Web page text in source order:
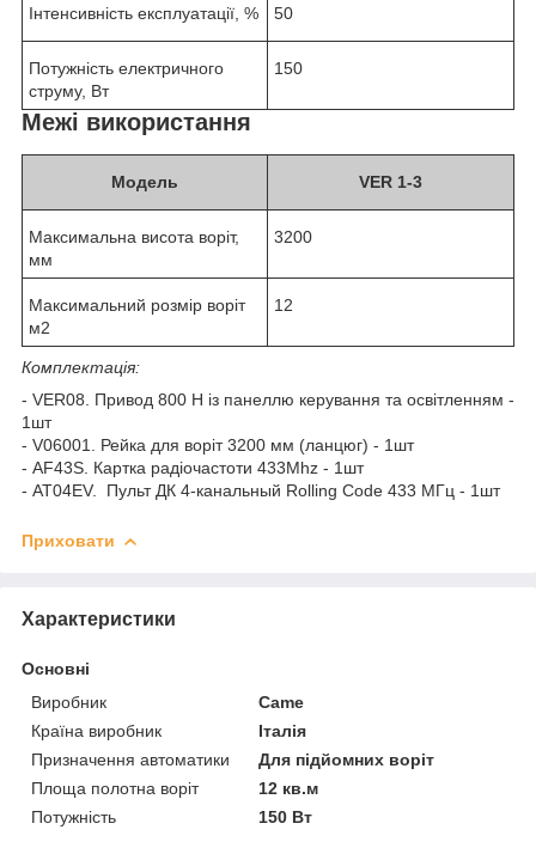
Інтенсивність експлуатації, % 50
Потужність електричного
струму, Вт
150
Межі використання
Модель VER 1-3
Максимальна висота воріт,
мм
3200
Максимальний розмір воріт
м2
12
Комплектація:
- VER08. Привод 800 H із панеллю керування та освітленням -
1шт
- V06001. Рейка для воріт 3200 мм (ланцюг) - 1шт
- AF43S. Картка радіочастоти 433Mhz - 1шт
- AT04EV. Пульт ДК 4-канальный Rolling Code 433 MГц - 1шт
Приховати
Характеристики
Основні
Виробник
Came
Країна виробник
Італія
Призначення автоматики
Для підйомних воріт
Площа полотна воріт
12 кв.м
Потужність
150 Вт